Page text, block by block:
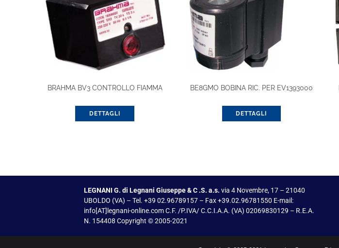
BRAHMA BV3 CONTROLLO FIAMMA
DETTAGLI
BE8GMO BOBINA RIC. PER EV1393000
DETTAGLI
LEGNANI G. di Legnani Giuseppe & C .S. a.s. via 4 Novembre, 17 – 21040
UBOLDO (VA) – Tel. +39 02.96789157 – Fax +39.02.96781550 E-mail:
info[AT]legnani-online.com C.F. /P.IVA/ C.C.I.A.A. (VA) 02069830129 – R.E.A.
N. 154408 Copyright © 2005-2021